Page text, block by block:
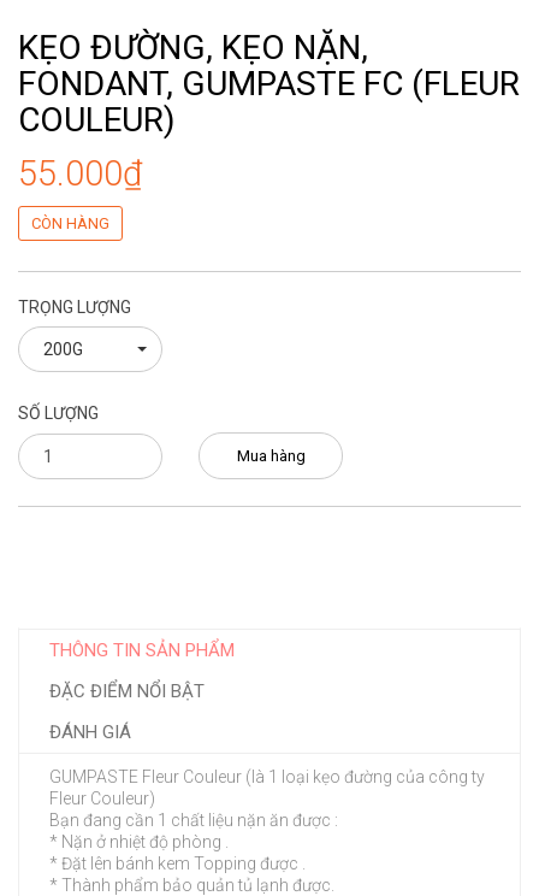
KẸO ĐƯỜNG, KẸO NẶN,
FONDANT, GUMPASTE FC (FLEUR
COULEUR)
55.000₫
CÒN HÀNG
TRỌNG LƯỢNG
200G
SỐ LƯỢNG
Mua hàng
THÔNG TIN SẢN PHẨM
ĐẶC ĐIỂM NỔI BẬT
ĐÁNH GIÁ
GUMPASTE Fleur Couleur (là 1 loại kẹo đường của công ty
Fleur Couleur)
Bạn đang cần 1 chất liệu nặn ăn được :
* Nặn ở nhiệt độ phòng .
* Đặt lên bánh kem Topping được .
* Thành phẩm bảo quản tủ lạnh được.